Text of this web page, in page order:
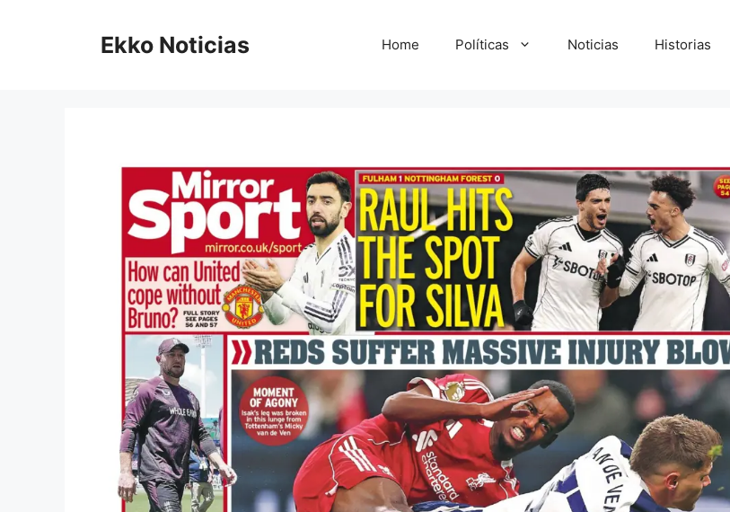
Ekko Noticias Home Políticas Noticias Historias